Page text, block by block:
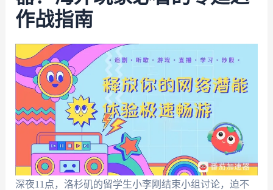
作战指南
深夜11点，洛杉矶的留学生小李刚结束小组讨论，迫不